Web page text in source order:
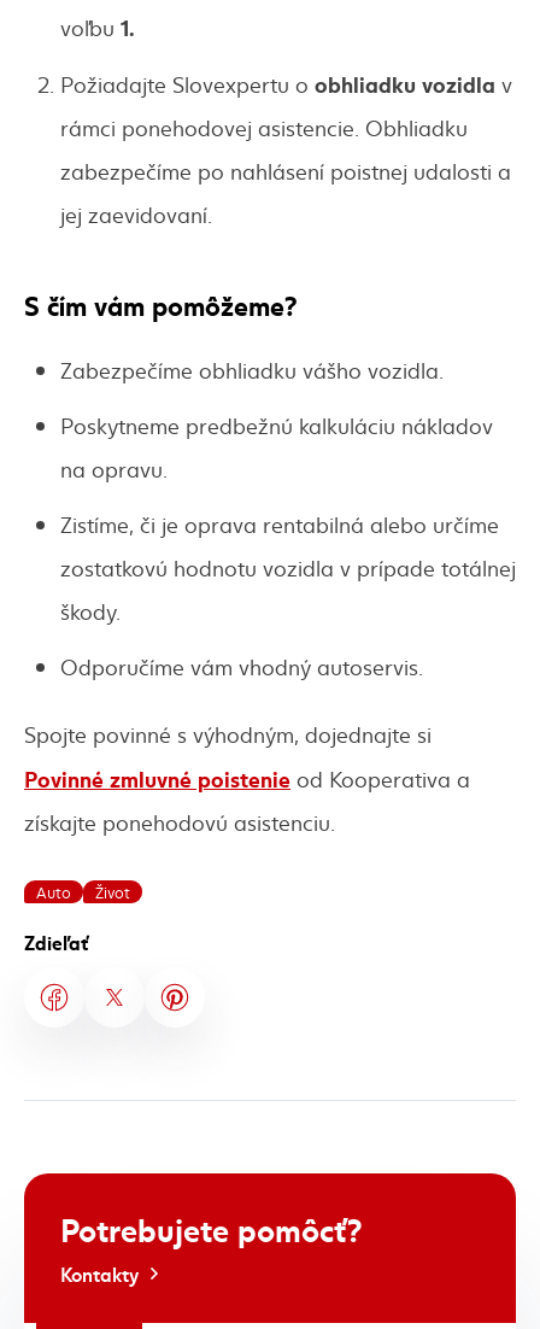
Zdieľať
voľbu 1.
Požiadajte Slovexpertu o obhliadku vozidla v
rámci ponehodovej asistencie. Obhliadku
zabezpečíme po nahlásení poistnej udalosti a
jej zaevidovaní.
S čím vám pomôžeme?
Zabezpečíme obhliadku vášho vozidla.
Poskytneme predbežnú kalkuláciu nákladov
na opravu.
Zistíme, či je oprava rentabilná alebo určíme
zostatkovú hodnotu vozidla v prípade totálnej
škody.
Odporučíme vám vhodný autoservis.
Spojte povinné s výhodným, dojednajte si
Povinné zmluvné poistenie od Kooperativa a
získajte ponehodovú asistenciu.
Auto Život
Potrebujete pomôcť?
Kontakty